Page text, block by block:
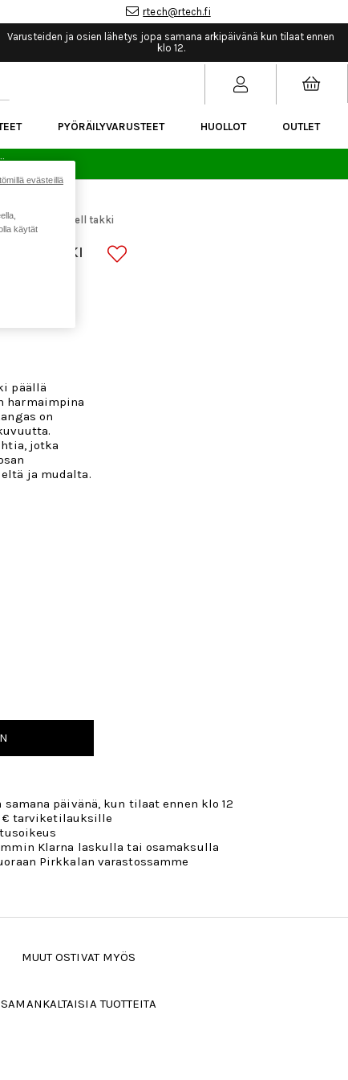
rtech@rtech.fi
Varusteiden ja osien lähetys jopa samana arkipäivänä kun tilaat ennen
klo 12.
PYÖRÄILYVARUSTEET HUOLLOT OUTLET
WS Softshell takki
TAKKI
päällä
harmaimpina
on
jotka
ja mudalta.
päivänä, kun tilaat ennen klo 12
€ tarviketilauksille
Klarna laskulla tai osamaksulla
Pirkkalan varastossamme
MUUT OSTIVAT MYÖS
SAMANKALTAISIA TUOTTEITA
käytät
evästeillä